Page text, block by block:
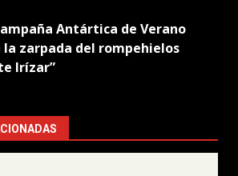
Antártica de Verano
la zarpada del rompehielos
Irízar”